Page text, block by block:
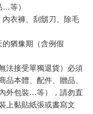
等）
衣褲、刮鬍刀、除毛
猶豫期（含例假
法接受單獨退貨）必須
品本體、配件、贈品、
外包裝…等），請勿直
上黏貼紙張或書寫文